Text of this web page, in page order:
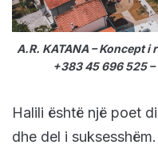
A.R. KATANA – Koncept
+383 45 696 525
Halili është një poet
dhe del i